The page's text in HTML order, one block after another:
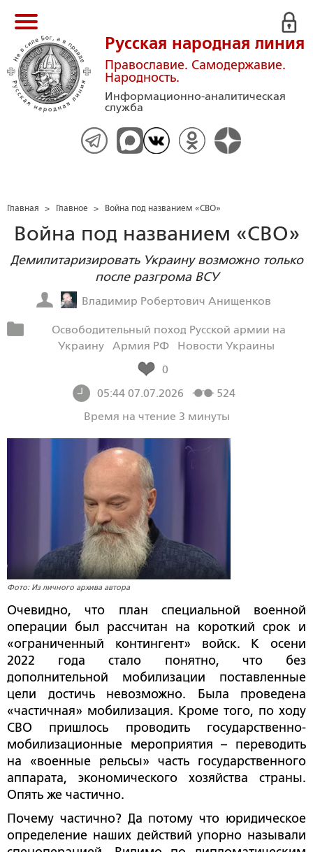
Русская народная линия
Православие. Самодержавие.
Народность.
Информационно-аналитическая
служба
Главная > Главное > Война под названием «СВО»
Война под названием «СВО»
Демилитаризировать Украину возможно только
после разгрома ВСУ
Владимир Робертович Анищенков
Освободительный поход Русской армии на
Украину
Армия РФ
Новости Украины
0
05:44 07.07.2026
524
Время на чтение 3 минуты
Фото: Из личного архива автора
Очевидно, что план специальной военной
операции был рассчитан на короткий срок и
«ограниченный контингент» войск. К осени
2022 года стало понятно, что без
дополнительной мобилизации поставленные
цели достичь невозможно. Была проведена
«частичная» мобилизация. Кроме того, по ходу
СВО пришлось проводить государственно-
мобилизационные мероприятия – переводить
на «военные рельсы» часть государственного
аппарата, экономического хозяйства страны.
Опять же частично.
Почему частично? Да потому что юридическое
определение наших действий упорно называли